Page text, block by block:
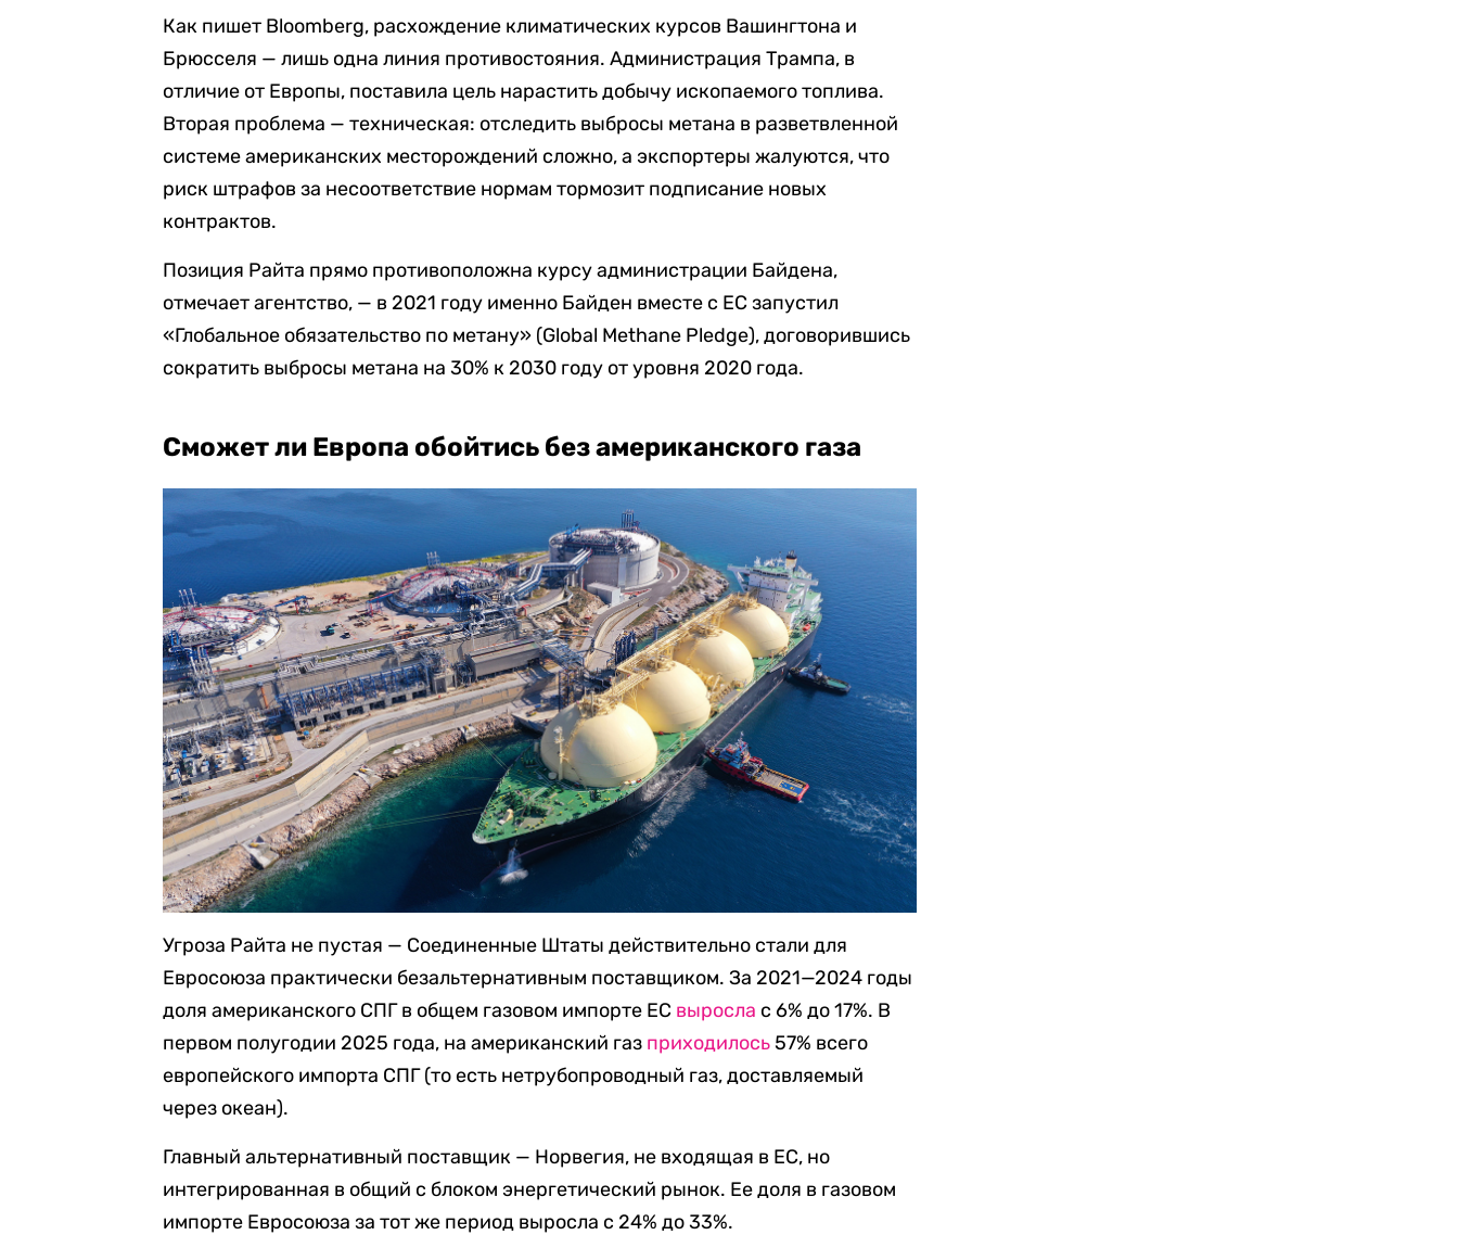
Как пишет Bloomberg, расхождение климатических курсов Вашингтона и
Брюсселя — лишь одна линия противостояния. Администрация Трампа, в
отличие от Европы, поставила цель нарастить добычу ископаемого топлива.
Вторая проблема — техническая: отследить выбросы метана в разветвленной
системе американских месторождений сложно, а экспортеры жалуются, что
риск штрафов за несоответствие нормам тормозит подписание новых
контрактов.
Позиция Райта прямо противоположна курсу администрации Байдена,
отмечает агентство, — в 2021 году именно Байден вместе с ЕС запустил
«Глобальное обязательство по метану» (Global Methane Pledge), договорившись
сократить выбросы метана на 30% к 2030 году от уровня 2020 года.
Сможет ли Европа обойтись без американского газа
Угроза Райта не пустая — Соединенные Штаты действительно стали для
Евросоюза практически безальтернативным поставщиком. За 2021—2024 годы
доля американского СПГ в общем газовом импорте ЕС выросла с 6% до 17%. В
первом полугодии 2025 года, на американский газ приходилось 57% всего
европейского импорта СПГ (то есть нетрубопроводный газ, доставляемый
через океан).
Главный альтернативный поставщик — Норвегия, не входящая в ЕС, но
интегрированная в общий с блоком энергетический рынок. Ее доля в газовом
импорте Евросоюза за тот же период выросла с 24% до 33%.